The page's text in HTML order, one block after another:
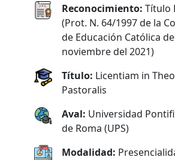
Reconocimiento:Título
(Prot. N. 64/1997 de la
de Educación Católica
noviembre del 2021)
Título: Licentiam in
Pastoralis
Aval: Universidad
de Roma (UPS)
Modalidad: